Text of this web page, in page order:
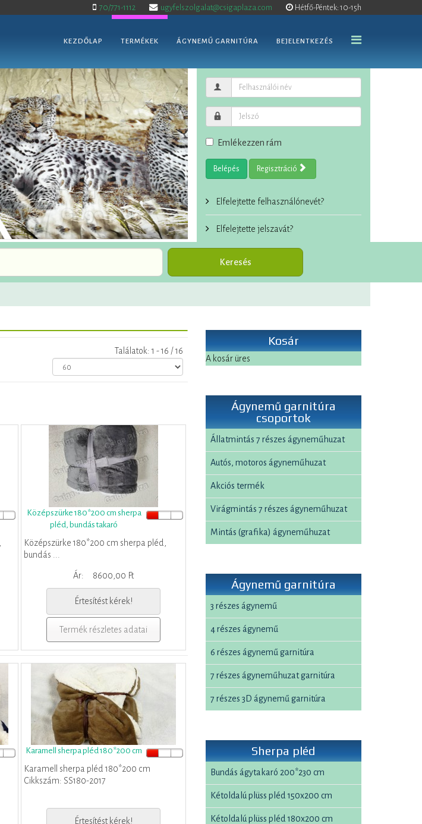
70/771-1112 ugyfelszolgalat@csigaplaza.com Hétfő-Péntek: 10-15h
KEZDŐLAP TERMÉKEK ÁGYNEMŰ GARNITÚRA BEJELENTKEZÉS
Emlékezzen rám
Belépés Regisztráció
Elfelejtette felhasználónevét?
Elfelejtette jelszavát?
Találatok: 1 - 16 / 16
Középszürke 180*200 cm sherpa
pléd, bundás takaró
Középszürke 180*200 cm sherpa pléd,
bundás ...
Ár: 8600,00 Ft
Értesítést kérek!
Termék részletes adatai
Karamell sherpa pléd 180*200 cm
Karamell sherpa pléd 180*200 cm
Cikkszám: SS180-2017
Értesítést kérek!
Kosár
A kosár üres
Ágynemű garnitúra
csoportok
Állatmintás 7 részes ágyneműhuzat
Autós, motoros ágyneműhuzat
Akciós termék
Virágmintás 7 részes ágyneműhuzat
Mintás (grafika) ágyneműhuzat
Ágynemű garnitúra
3 részes ágynemű
4 részes ágynemű
6 részes ágynemű garnitúra
7 részes ágyneműhuzat garnitúra
7 részes 3D ágynemű garnitúra
Sherpa pléd
Bundás ágytakaró 200*230 cm
Kétoldalú plüss pléd 150x200 cm
Kétoldalú plüss pléd 180x200 cm